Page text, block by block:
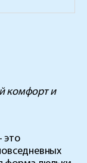
комфорт и
это